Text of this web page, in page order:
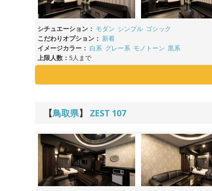
シチュエーション： モダン シンプル ゴシック
こだわりオプション： 新着
イメージカラー： 白系 グレー系 モノトーン 黒系
上限人数： 5人まで
【鳥取県】 ZEST 107